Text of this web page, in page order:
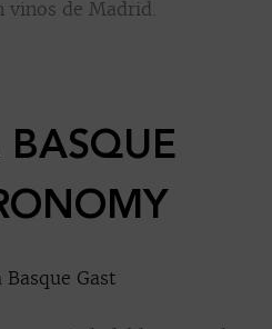
vinos de Madrid.